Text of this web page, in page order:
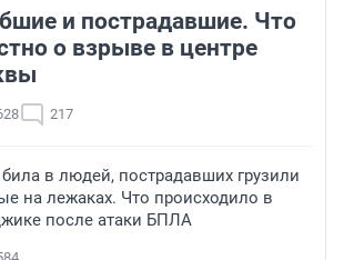
и пострадавшие. Что
о взрыве в центре
217
била в людей, пострадавших грузили
на лежаках. Что происходило в
после атаки БПЛА